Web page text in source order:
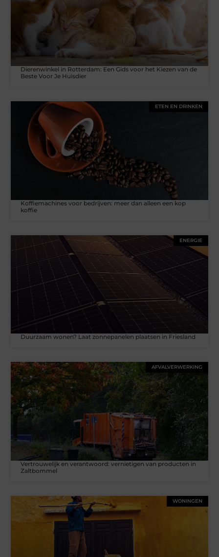
Dierenwinkel in Rotterdam: Een Gids voor het Kiezen van de
Beste Voor Je Huisdier
ETEN EN DRINKEN
Koffiemachines voor bedrijven: meer dan alleen een kop
koffie
ENERGIE
Duurzaam wonen? Laat zonnepanelen plaatsen in Friesland
AFVALVERWERKING
Vertrouwelijk en verantwoord: vernietigen van producten in
Zaltbommel
WONINGEN